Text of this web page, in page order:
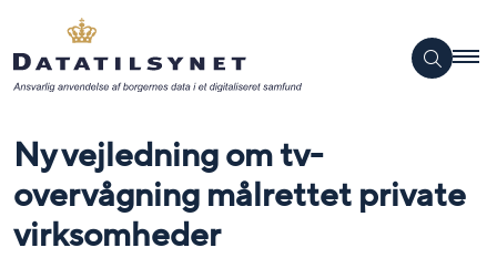
Ny vejledning om tv-
overvågning målrettet private
virksomheder